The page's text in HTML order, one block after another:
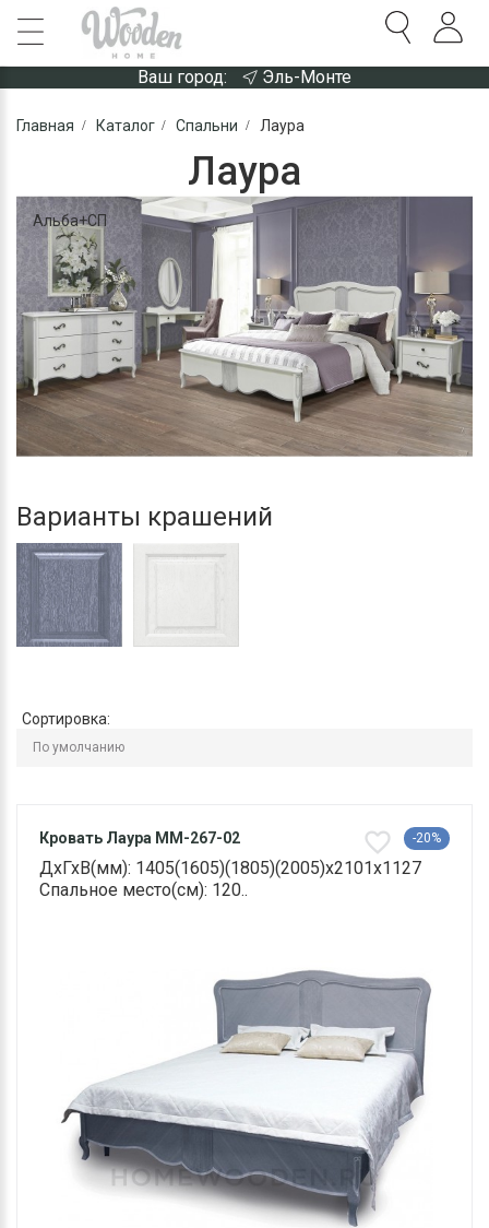
Ваш город: Эль-Монте
Главная Каталог Спальни Лаура
Лаура
Альба+СП
Варианты крашений
Сортировка:
Кровать Лаура ММ-267-02 -20%
ДхГхВ(мм): 1405(1605)(1805)(2005)х2101х1127
Спальное место(см): 120..